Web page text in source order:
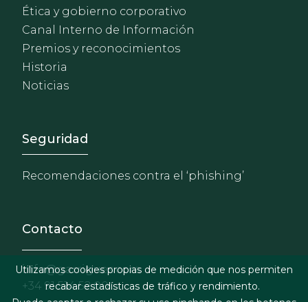
Ética y gobierno corporativo
Canal Interno de Información
Premios y reconocimientos
Historia
Noticias
Footer - Extranet y
Seguridad
Recomendaciones contra el ‘phishing’
Contacto
info@garrigues.com
+34 91 514 52 00
Utilizamos cookies propias de medición que nos permiten
recabar estadísticas de tráfico y rendimiento.